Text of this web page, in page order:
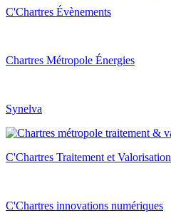
C'Chartres Évènements
Chartres Métropole Énergies
Synelva
C'Chartres Traitement et Valorisation
C'Chartres innovations numériques